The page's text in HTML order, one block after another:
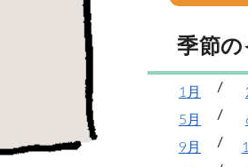
季節
1月
5月
9月